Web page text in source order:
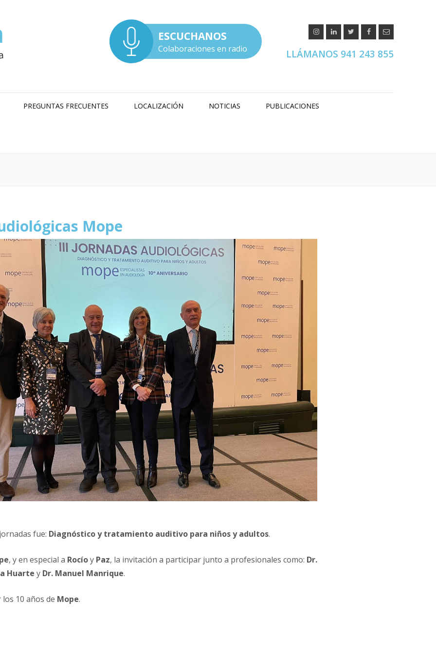
LLÁMANOS 941 243 855
ESCUCHANOS
Colaboraciones en radio
PREGUNTAS FRECUENTES LOCALIZACIÓN NOTICIAS PUBLICACIONES
Mope
fue: Diagnóstico y tratamiento auditivo para niños y adultos.
, y en especial a Rocíoy Paz, la invitación a participar junto a profesionales como: Dr.
Huarte y Dr. Manuel Manrique.
10 años de Mope.